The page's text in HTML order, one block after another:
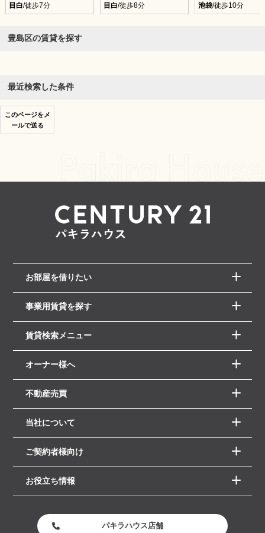
目白/徒歩7分
目白/徒歩8分
池袋/徒歩10分
豊島区の賃貸を探す
最近検索した条件
このページをメ
ールで送る
お部屋を借りたい
事業用賃貸を探す
賃貸検索メニュー
オーナー様へ
不動産売買
当社について
ご契約者様向け
お役立ち情報
パキラハウス店舗